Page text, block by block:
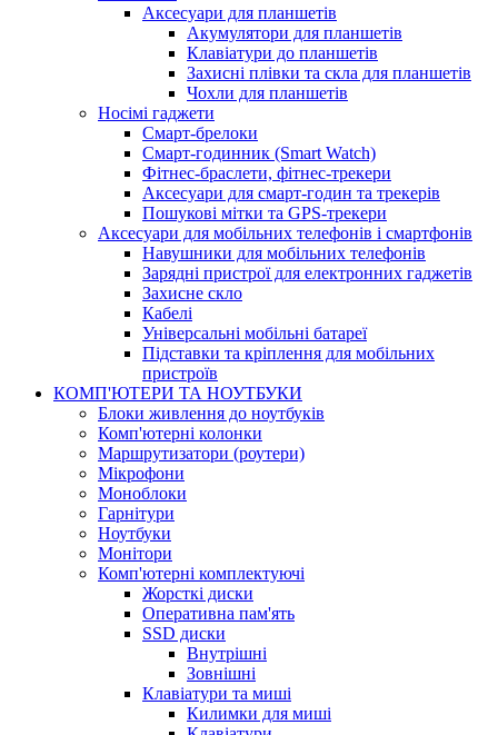
Аксесуари для планшетів
Акумулятори для планшетів
Клавіатури до планшетів
Захисні плівки та скла для планшетів
Чохли для планшетів
Носімі гаджети
Смарт-брелоки
Смарт-годинник (Smart Watch)
Фітнес-браслети, фітнес-трекери
Аксесуари для смарт-годин та трекерів
Пошукові мітки та GPS-трекери
Аксесуари для мобільних телефонів і смартфонів
Навушники для мобільних телефонів
Зарядні пристрої для електронних гаджетів
Захисне скло
Кабелі
Універсальні мобільні батареї
Підставки та кріплення для мобільних
пристроїв
КОМП'ЮТЕРИ ТА НОУТБУКИ
Блоки живлення до ноутбуків
Комп'ютерні колонки
Маршрутизатори (роутери)
Мікрофони
Моноблоки
Гарнітури
Ноутбуки
Монітори
Комп'ютерні комплектуючі
Жорсткі диски
Оперативна пам'ять
SSD диски
Внутрішні
Зовнішні
Клавіатури та миші
Килимки для миші